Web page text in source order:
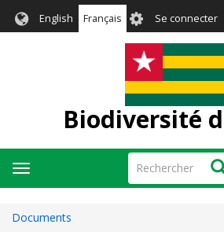
English Français User
account
menu
Se connecter
Biodiversité
Rechercher
Toggle
navigation
Documents